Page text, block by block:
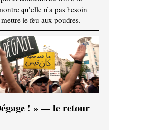
qu’elle n’a pas besoin
le feu aux poudres.
! » — le retour